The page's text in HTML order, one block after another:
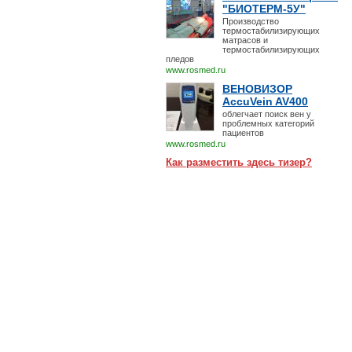
"БИОТЕРМ-5У"
Производство
термостабилизирующих
матрасов и
термостабилизирующих
пледов
www.rosmed.ru
ВЕНОВИЗОР
AccuVein AV400
облегчает поиск вен у
проблемных категорий
пациентов
www.rosmed.ru
Как разместить здесь тизер?